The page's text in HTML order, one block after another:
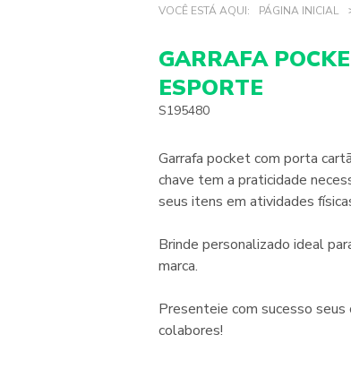
VOCÊ ESTÁ AQUI: PÁGINA INICIAL
GARRAFA
ESPORTE
S195480
Garrafa pocket com porta
chave tem a praticidade
seus itens em atividades
Brinde personalizado ideal
marca.
Presenteie com sucesso
colabores!